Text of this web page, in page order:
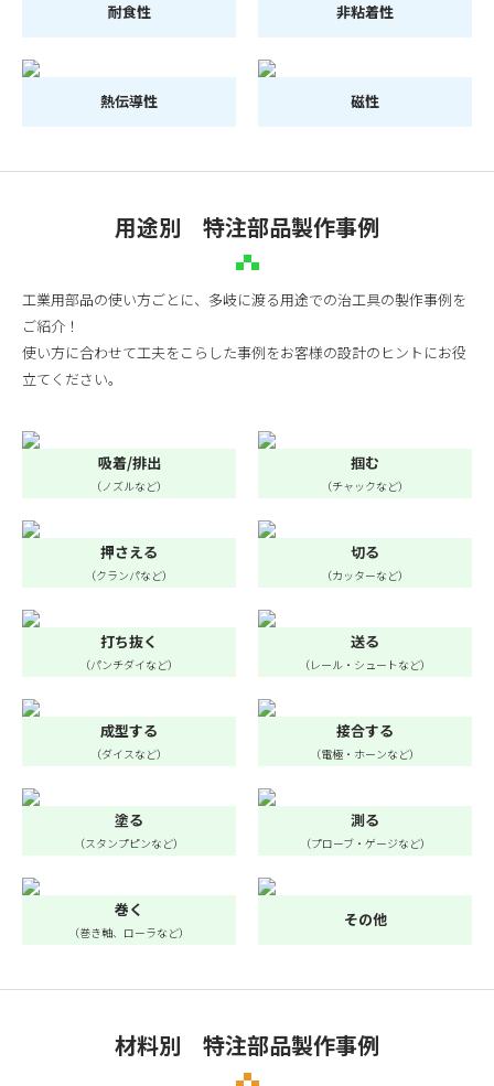
耐食性 非粘着性
熱伝導性 磁性
用途別 特注部品製作事例
工業用部品の使い方ごとに、多岐に渡る用途での治工具の製作事例を
ご紹介！
使い方に合わせて工夫をこらした事例をお客様の設計のヒントにお役
立てください。
吸着/排出
（ノズルなど）
掴む
（チャックなど）
押さえる
（クランパなど）
切る
（カッターなど）
打ち抜く
（パンチダイなど）
送る
（レール・シュートなど）
成型する
（ダイスなど）
接合する
（電極・ホーンなど）
塗る
（スタンプピンなど）
測る
（プローブ・ゲージなど）
巻く
（巻き軸、ローラなど）
その他
材料別 特注部品製作事例